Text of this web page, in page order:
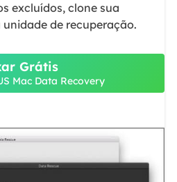
excluídos, clone sua
de recuperação.
Grátis
Mac Data Recovery